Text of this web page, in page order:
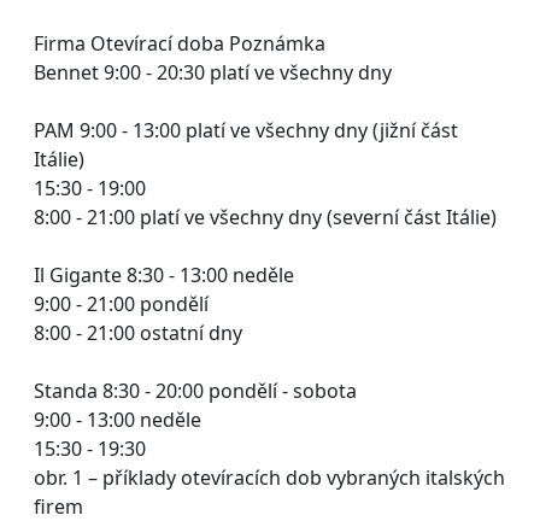
Firma Otevírací doba Poznámka
Bennet 9:00 - 20:30 platí ve všechny dny
PAM 9:00 - 13:00 platí ve všechny dny (jižní část
Itálie)
15:30 - 19:00
8:00 - 21:00 platí ve všechny dny (severní část Itálie)
Il Gigante 8:30 - 13:00 neděle
9:00 - 21:00 pondělí
8:00 - 21:00 ostatní dny
Standa 8:30 - 20:00 pondělí - sobota
9:00 - 13:00 neděle
15:30 - 19:30
obr. 1 – příklady otevíracích dob vybraných italských
firem